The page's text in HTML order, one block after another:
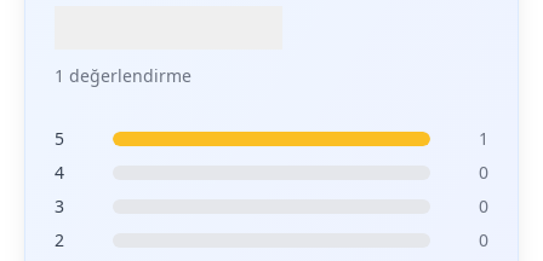
1 değerlendirme
5
1
4
0
3
0
2
0